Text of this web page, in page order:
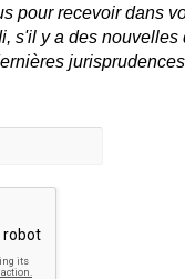
pour recevoir dans
s'il y a des nouvelles